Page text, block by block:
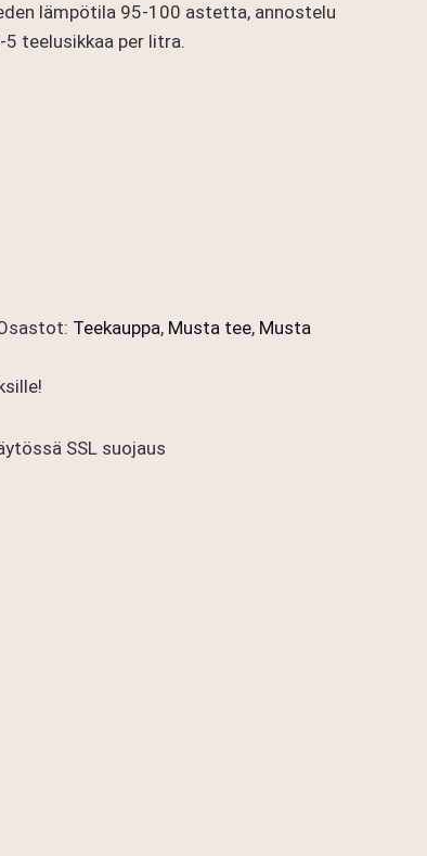
lämpötila 95-100 astetta, annostelu
teelusikkaa per litra.
Teekauppa, Musta tee, Musta
SSL suojaus